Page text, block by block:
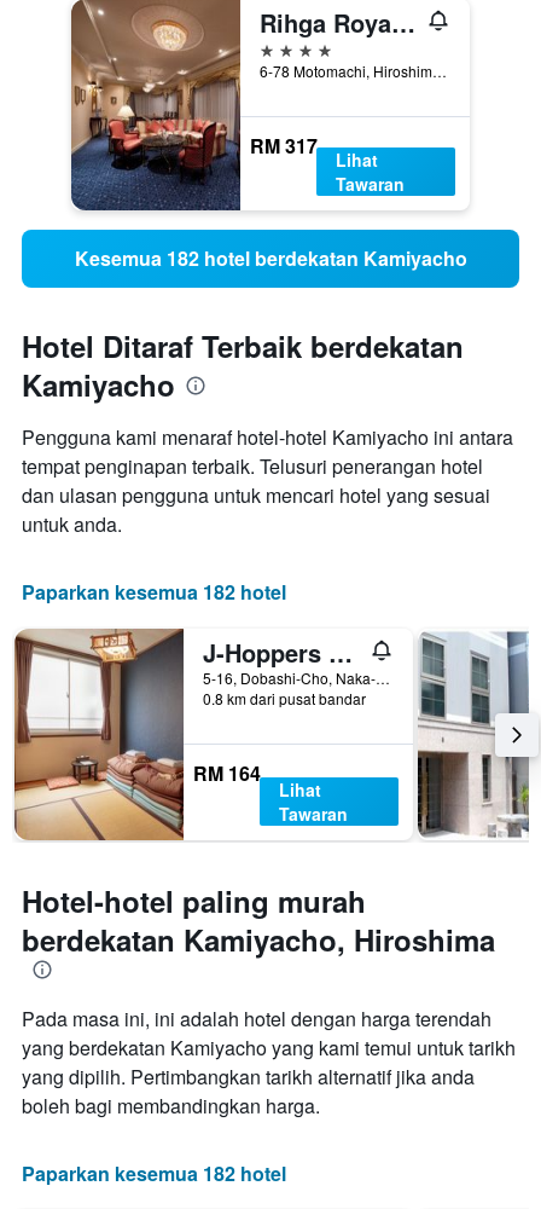
Rihga Royal Hotel Hiroshima
4 bintang
6-78 Motomachi, Hiroshima, Jepun
RM 317
Lihat
Tawaran
Kesemua 182 hotel berdekatan Kamiyacho
Hotel Ditaraf Terbaik berdekatan
Kamiyacho
Pengguna kami menaraf hotel-hotel Kamiyacho ini antara
tempat penginapan terbaik. Telusuri penerangan hotel
dan ulasan pengguna untuk mencari hotel yang sesuai
untuk anda.
Paparkan kesemua 182 hotel
J-Hoppers Hiroshima Guesthouse
5-16, Dobashi-Cho, Naka-ku, Hiroshima, Jepun
0.8 km dari pusat bandar
RM 164
Lihat
Tawaran
Hotel-hotel paling murah
berdekatan Kamiyacho, Hiroshima
Pada masa ini, ini adalah hotel dengan harga terendah
yang berdekatan Kamiyacho yang kami temui untuk tarikh
yang dipilih. Pertimbangkan tarikh alternatif jika anda
boleh bagi membandingkan harga.
Paparkan kesemua 182 hotel